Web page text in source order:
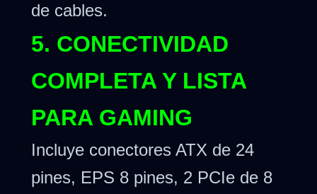
de cables.
5. CONECTIVIDAD
COMPLETA Y LISTA
PARA GAMING
Incluye conectores ATX de 24
pines, EPS 8 pines, 2 PCIe de 8